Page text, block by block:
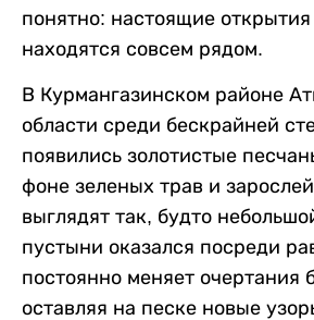
понятно: настоящие открытия
находятся совсем рядом.
В Курмангазинском районе
области среди бескрайней
появились золотистые
фоне зеленых трав и
выглядят так, будто
пустыни оказался посреди
постоянно меняет очертания
оставляя на песке новые